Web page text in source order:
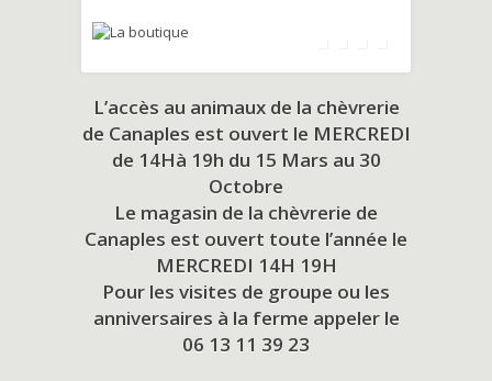
L’accès au animaux de la chèvrerie
de Canaples est ouvert le MERCREDI
de 14Hà 19h du 15 Mars au 30
Octobre
Le magasin de la chèvrerie de
Canaples est ouvert toute l’année le
MERCREDI 14H 19H
Pour les visites de groupe ou les
anniversaires à la ferme appeler le
06 13 11 39 23